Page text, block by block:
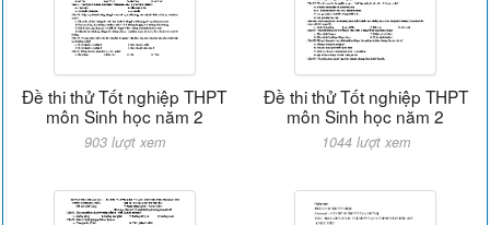
Đề thi thử Tốt nghiệp THPT
môn Sinh học năm 2
903 lượt xem
Đề thi thử Tốt nghiệp THPT
môn Sinh học năm 2
1044 lượt xem